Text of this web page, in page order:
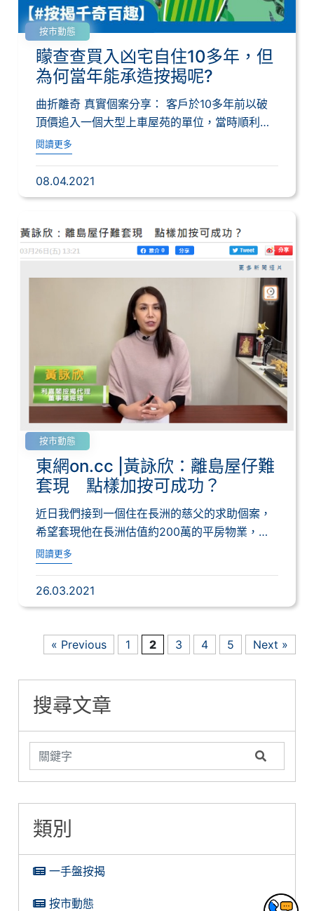
按市動態
矇查查買入凶宅自住10多年，但
為何當年能承造按揭呢?
曲折離奇 真實個案分享： 客戶於10多年前以破
頂價追入一個大型上車屋苑的單位，當時順利做
到...
閱讀更多
08.04.2021
按市動態
東網on.cc |黃詠欣：離島屋仔難
套現 點樣加按可成功？
近日我們接到一個住在長洲的慈父的求助個案，
希望套現他在長洲估值約200萬的平房物業，協
助即...
閱讀更多
26.03.2021
« Previous 1 2 3 4 5 Next »
搜尋文章
類別
一手盤按揭
按市動態